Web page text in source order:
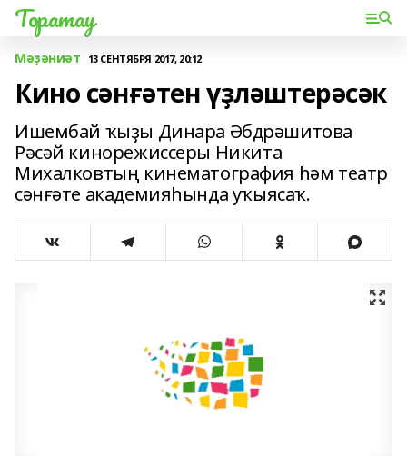
Торатау
Мәҙәниәт 13 СЕНТЯБРЯ 2017, 20:12
Кино сәнғәтен үҙләштерәсәк
Ишембай ҡыҙы Динара Әбдрәшитова
Рәсәй кинорежиссеры Никита
Михалковтың кинематография һәм театр
сәнғәте академияһында уҡыясаҡ.